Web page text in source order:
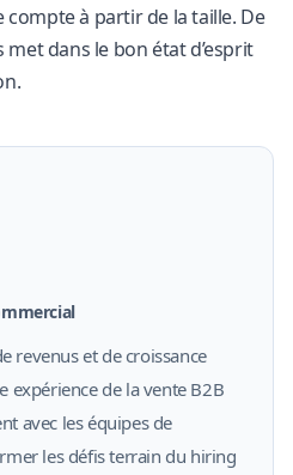
compte à partir de la taille. De
dans le bon état d’esprit
revenus et de croissance
expérience de la vente B2B
avec les équipes de
les défis terrain du hiring